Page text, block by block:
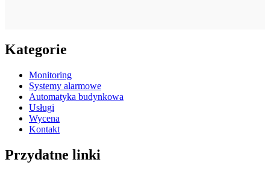
Kategorie
Monitoring
Systemy alarmowe
Automatyka budynkowa
Usługi
Wycena
Kontakt
Przydatne linki